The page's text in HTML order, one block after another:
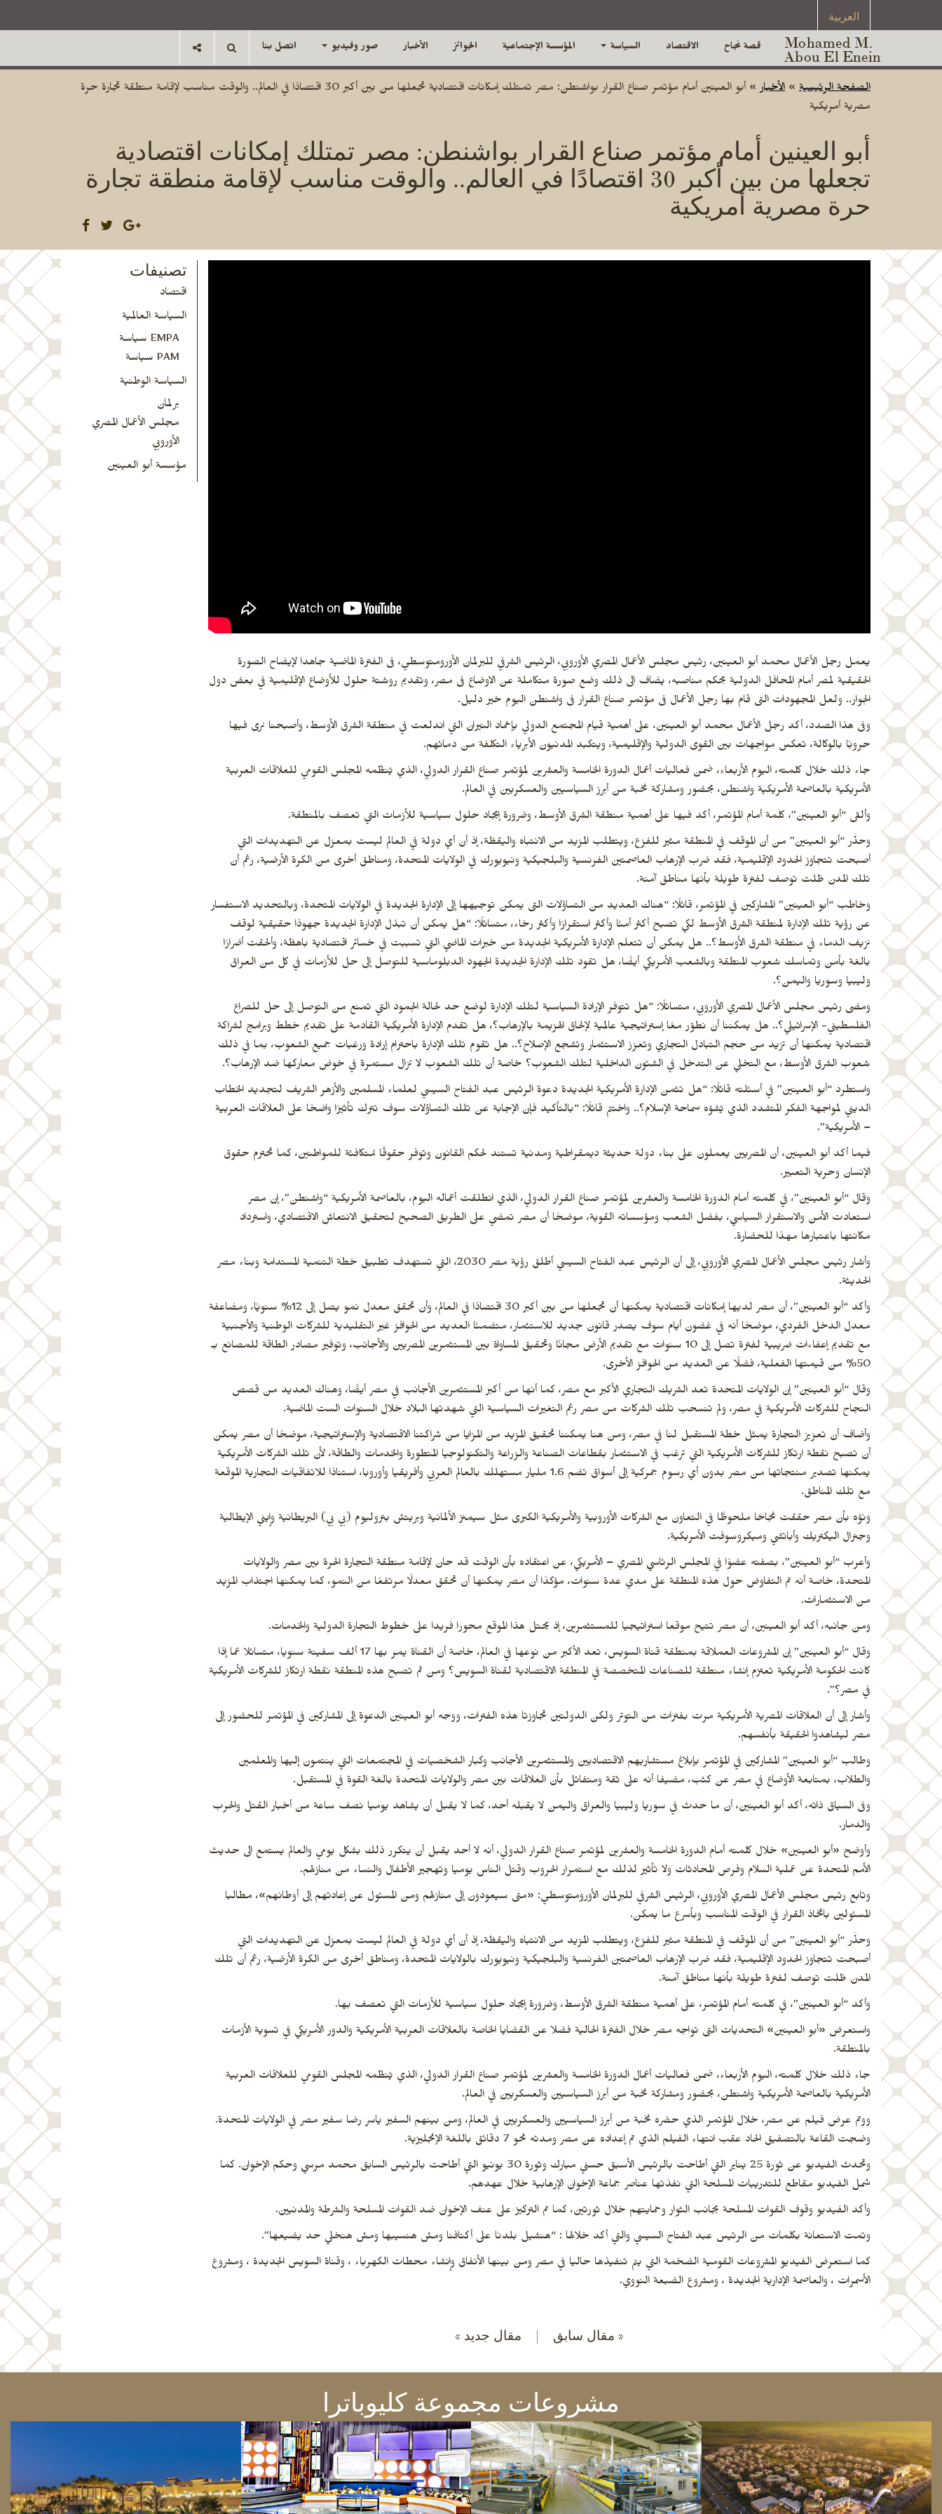
العربية
Mohamed M.
Abou El Enein قصة نجاح الاقتصاد السياسة المؤسسة الإجتماعية الجوائز الأخبار صور وفيديو اتصل بنا
الصفحة الرئيسية » الأخبار»
أبو العينين أمام مؤتمر صناع القرار بواشنطن: مصر تمتلك إمكانات اقتصادية تجعلها من بين أكبر 30 اقتصادًا في العالم.. والوقت مناسب لإقامة منطقة تجارة حرة
مصرية أمريكية
أبو العينين أمام مؤتمر صناع القرار بواشنطن: مصر تمتلك إمكانات اقتصادية
تجعلها من بين أكبر 30 اقتصادًا في العالم.. والوقت مناسب لإقامة منطقة تجارة
حرة مصرية أمريكية
يعمل رجل الأعمال محمد أبو العينين، رئيس مجلس الأعمال المصري الأوروبي، الرئيس الشرفي للبرلمان الأورومتوسطي، فى الفترة الماضية جاهدا لإيضاح الصورة
الحقيقية لمصر أمام المحافل الدولية بحكم مناصبه، يضاف الى ذلك وضع صورة متكاملة عن الاوضاع فى مصر، وتقديم روشتة حلول للأوضاع الإقليمية في بعض دول
الجوار.. ولعل المجهودات التى قام بها رجل الأعمال فى مؤتمر صناع القرار فى واشنطن اليوم خير دليل.
وفى هذا الصدد، أكد رجل الأعمال محمد أبو العينين، على أهمية قيام المجتمع الدولي بإخماد النيران التي اندلعت في منطقة الشرق الأوسط، وأصبحنا نرى فيها
حروبًا بالوكالة، تعكس مواجهات بين القوى الدولية والإقليمية، ويتكبد المدنيون الأبرياء التكلفة من دمائهم.
جاء ذلك خلال كلمته، اليوم الأربعاء، ضمن فعاليات أعمال الدورة الخامسة والعشرين لمؤتمر صناع القرار الدولي، الذي يُنظّمه المجلس القومي للعلاقات العربية
الأمريكية بالعاصمة الأمريكية واشنطن، بحضور ومشاركة نخبة من أبرز السياسيين والعسكريين في العالم.
وألقى “أبو العينين”، كلمة أمام المؤتمر، أكد فيها على أهمية منطقة الشرق الأوسط، وضرورة إيجاد حلول سياسية للأزمات التي تعصف بالمنطقة.
وحذَّر “أبو العينين” من أن الموقف في المنطقة مثير للفزع، ويتطلب المزيد من الانتباه واليقظة، إذ أن أي دولة في العالم ليست بمعزل عن التهديدات التي
أصبحت تتجاوز الحدود الإقليمية، فقد ضرب الإرهاب العاصمتين الفرنسية والبلجيكية ونيويورك في الولايات المتحدة، ومناطق أخرى من الكرة الأرضية، رغم أن
تلك المدن ظلت توصف لفترة طويلة بأنها مناطق آمنة.
وخاطب “أبو العينين” المشاركين في المؤتمر، قائلًا: “هناك العديد من التساؤلات التى يمكن توجيهها إلى الإدارة الجديدة في الولايات المتحدة، وبالتحديد الاستفسار
عن رؤية تلك الإدارة لمنطقة الشرق الأوسط لكي تصبح أكثر أمنًا وأكثر استقرارًا وأكثر رخاء، متسائلًا: “هل يمكن أن تبذل الإدارة الجديدة جهودًا حقيقية لوقف
نزيف الدماء في منطقة الشرق الأوسط؟.. هل يمكن أن تتعلم الإدارة الأمريكية الجديدة من خبرات الماضي التي تسببت في خسائر اقتصادية باهظة، وألحقت أضرارًا
بالغة بأمن وتماسك شعوب المنطقة وبالشعب الأمريكي أيضًا، هل تقود تلك الإدارة الجديدة الجهود الدبلوماسية للتوصل إلى حل للأزمات في كل من العراق
وليبيا وسوريا واليمن؟.
ومضى رئيس مجلس الأعمال المصري الأوروبي، متسائلًا: “هل تتوفر الإرادة السياسية لتلك الإدارة لوضع حد لحالة الجمود التي تمنع من التوصل إلى حل للصراع
الفلسطيني- الإسرائيلي؟.. هل يمكننا أن نطوّر معًا إستراتيجية عالمية لإلحاق الهزيمة بالإرهاب؟، هل تقدم الإدارة الأمريكية القادمة على تقديم خطط وبرامج لشراكة
اقتصادية يمكنها أن تزيد من حجم التبادل التجاري وتعزز الاستثمار وتشجع الإصلاح؟.. هل تقوم تلك الإدارة باحترام إرادة ورغبات جميع الشعوب، بما في ذلك
شعوب الشرق الأوسط، مع التخلي عن التدخل في الشئون الداخلية لتلك الشعوب؟ خاصة أن تلك الشعوب لا تزال مستمرة في خوض معاركها ضد الإرهاب؟.
واستطرد “أبو العينين” في أسئلته قائلًا: “هل تثمن الإدارة الأمريكية الجديدة دعوة الرئيس عبد الفتاح السيسي لعلماء المسلمين والأزهر الشريف لتجديد الخطاب
الديني لمواجهة الفكر المتشدد الذي يُشوّه سماحة الإسلام؟.. واختتم قائلًا: “بالتأكيد فإن الإجابة عن تلك التساؤلات سوف تترك تأثيرًا واضحًا على العلاقات العربية
– الأمريكية”.
فيما أكد أبو العينين، أن المصريين يعملون على بناء دولة حديثة ديمقراطية ومدنية تستند لحكم القانون وتوفر حقوقًا مُتكافئة للمواطنين، كما تحترم حقوق
الإنسان وحرية التعبير.
وقال “أبو العينين”، في كلمته أمام الدورة الخامسة والعشرين لمؤتمر صناع القرار الدولي، الذي انطلقت أعماله اليوم، بالعاصمة الأمريكية “واشنطن”، إن مصر
استعادت الأمن والاستقرار السياسي، بفضل الشعب ومؤسساته القوية، موضحًا أن مصر تمضي على الطريق الصحيح لتحقيق الانتعاش الاقتصادي، واسترداد
مكانتها باعتبارها مهدًا للحضارة.
وأشار رئيس مجلس الأعمال المصري الأوروبي، إلى أن الرئيس عبد الفتاح السيسي أطلق رؤية مصر 2030، التي تستهدف تطبيق خطة التنمية المستدامة وبناء مصر
الحديثة.
وأكد “أبو العينين”، أن مصر لديها إمكانات اقتصادية يمكنها أن تجعلها من بين أكبر 30 اقتصادًا في العالم، وأن تحقق معدل نمو يصل إلى 12% سنويًا، ومضاعفة
معدل الدخل الفردي، موضحًا أنه في غضون أيام سوف يصدر قانون جديد للاستثمار، متضمنًا العديد من الحوافز غير التقليدية للشركات الوطنية والأجنبية
مع تقديم إعفاءات ضريبية لفترة تصل إلى 10 سنوات مع تقديم الأرض مجانًا وتحقيق المساواة بين المستثمرين المصريين والأجانب، وتوفير مصادر الطاقة للمصانع بـ
50% من قيمتها الفعلية، فضلًا عن العديد من الحوافز الأخرى.
وقال “أبو العينين” إن الولايات المتحدة تعد الشريك التجاري الأكبر مع مصر، كما أنها من أكبر المستثمرين الأجانب في مصر أيضًا، وهناك العديد من قصص
النجاح للشركات الأمريكية في مصر، ولم تنسحب تلك الشركات من مصر رغم التغيرات السياسية التي شهدتها البلاد خلال السنوات الست الماضية.
وأضاف أن تعزيز التجارة يمثل خطة المستقبل لنا في مصر، ومن هنا يمكننا تحقيق المزيد من المزايا من شراكتنا الاقتصادية والإستراتيجية، موضحًا أن مصر يمكن
أن تصبح نقطة ارتكاز للشركات الأمريكية التي ترغب في الاستثمار بقطاعات الصناعة والزراعة والتكنولوجيا المتطورة والخدمات والطاقة، لأن تلك الشركات الأمريكية
يمكنها تصدير منتجاتها من مصر بدون أي رسوم جمركية إلى أسواق تضم 1.6 مليار مستهلك بالعالم العربي وأفريقيا وأوروبا، استنادًا للاتفاقيات التجارية الموقعة
مع تلك المناطق.
ونوَّه بأن مصر حققت نجاحًا ملحوظًا في التعاون مع الشركات الأوروبية والأمريكية الكبرى مثل سيمنز الألمانية وبريتش بتروليوم (بي بي) البريطانية وإيني الإيطالية
وجنرال اليكتريك وأباتشي وميكروسوفت الأمريكية.
وأعرب “أبو العينين”، بصفته عضوًا في المجلس الرئاسي المصري – الأمريكي، عن اعتقاده بأن الوقت قد حان لإقامة منطقة التجارة الحرة بين مصر والولايات
المتحدة، خاصة أنه تم التفاوض حول هذه المنطقة على مدي عدة سنوات، مؤكدًا أن مصر يمكنها أن تحقق معدلًا مرتفعًا من النمو، كما يمكنها اجتذاب المزيد
من الاستثمارات.
ومن جانبه، أكد أبو العينين، أن مصر تتيح موقعا استراتيجيا للمستثمرين، إذ يحتل هذا الموقع محورا فريدا على خطوط التجارة الدولية والخدمات.
وقال “أبو العينين” إن المشروعات العملاقة بمنطقة قناة السويس، تعد الأكبر من نوعها في العالم، خاصة أن القناة يمر بها 17 ألف سفينة سنويا، متسائلا عما إذا
كانت الحكومة الأمريكية تعتزم إنشاء منطقة للصناعات المتخصصة في المنطقة الاقتصادية لقناة السويس؟ ومن ثم تصبح هذه المنطقة نقطة ارتكاز للشركات الأمريكية
في مصر؟”.
وأشار إلى أن العلاقات المصرية الأمريكية مرت بفترات من التوتر ولكن الدولتين تجاوزتا هذه الفترات، ووجه أبو العينين الدعوة إلى المشاركين في المؤتمر للحضور إلى
مصر ليشاهدوا الحقيقة بأنفسهم.
وطالب “أبو العينين” المشاركين في المؤتمر بإبلاغ مستشاريهم الاقتصاديين والمستثمرين الأجانب وكبار الشخصيات في المجتمعات التي ينتمون إليها والمعلمين
والطلاب، بمتابعة الأوضاع في مصر عن كثب، مضيفا أنه على ثقة ومتفائل بأن العلاقات بين مصر والولايات المتحدة بالغة القوة في المستقبل.
وفى السياق ذاته، أكد أبو العينين، أن ما حدث في سوريا وليبيا والعراق واليمن لا يقبله أحد، كما لا يقبل أن يشاهد يوميا نصف ساعة من أخبار القتل والحرب
والدمار.
وأوضح «أبو العينين» خلال كلمته أمام الدورة الخامسة والعشرين لمؤتمر صناع القرار الدولي، أنه لا أحد يقبل أن يتكرر ذلك بشكل يومي والعالم يستمع الى حديث
الأمم المتحدة عن عملية السلام وفرص المحادثات ولا تأثير لذلك مع استمرار الحروب وقتل الناس يوميا وتهجير الأطفال والنساء من منازلهم.
وتابع رئيس مجلس الأعمال المصري الأوروبي، الرئيس الشرفي للبرلمان الأورومتوسطي: «متى سيعودون إلى منازلهم ومن المسئول عن إعادتهم إلى أوطانهم»، مطالبا
المسئولين باتخاذ القرار في الوقت المناسب وبأسرع ما يمكن.
وحذَّر “أبو العينين” من أن الموقف في المنطقة مثير للفزع، ويتطلب المزيد من الانتباه واليقظة، إذ أن أي دولة في العالم ليست بمعزل عن التهديدات التي
أصبحت تتجاوز الحدود الإقليمية، فقد ضرب الإرهاب العاصمتين الفرنسية والبلجيكية ونيويورك بالولايات المتحدة، ومناطق أخرى من الكرة الأرضية، رغم أن تلك
المدن ظلت توصف لفترة طويلة بأنها مناطق آمنة.
وأكد “أبو العينين”، في كلمته أمام المؤتمر، على أهمية منطقة الشرق الأوسط، وضرورة إيجاد حلول سياسية للأزمات التي تعصف بها.
واستعرض «أبو العينين» التحديات التى تواجه مصر خلال الفترة الحالية فضلا عن القضايا الخاصة بالعلاقات العربية الأمريكية والدور الأمريكي في تسوية الأزمات
بالمنطقة.
جاء ذلك خلال كلمته، اليوم الأربعاء، ضمن فعاليات أعمال الدورة الخامسة والعشرين لمؤتمر صناع القرار الدولي، الذي يُنظّمه المجلس القومي للعلاقات العربية
الأمريكية بالعاصمة الأمريكية واشنطن، بحضور ومشاركة نخبة من أبرز السياسيين والعسكريين في العالم.
ووتم عرض فيلم عن مصر، خلال المؤتمر الذي حضره نخبة من أبرز السياسيين والعسكريين في العالم، ومن بينهم السفير ياسر رضا سفير مصر في الولايات المتحدة.
وضجت القاعة بالتصفيق الحاد عقب انتهاء الفيلم الذي تم إعداده عن مصر ومدته نحو 7 دقائق باللغة الإنجليزية.
وتحدث الفيديو عن ثورة 25 يناير التي أطاحت بالرئيس الأسبق حسني مبارك وثورة 30 يونيو التي أطاحت بالرئيس السابق محمد مرسي وحكم الإخوان. كما
شمل الفيديو مقاطع للتدريبات المسلحة التي نفذتها عناصر جماعة الإخوان الإرهابية خلال عهدهم.
وأكد الفيديو وقوف القوات المسلحة بجانب الثوار وحمايتهم خلال ثورتين، كما تم التركيز على عنف الإخوان ضد القوات المسلحة والشرطة والمدنيين.
وتمت الاستعانة بكلمات من الرئيس عبد الفتاح السيسي والتي أكد خلالها : “هنشيل بلدنا على أكتافنا ومش هنسيبها ومش هنخلي حد يضيعها”.
كما استعرض الفيديو المشروعات القومية الضخمة التي يتم تنفيذها حاليا في مصر ومن بينها الأنفاق وإنشاء محطات الكهرباء ، وقناة السويس الجديدة ، ومشروع
الأسمرات ، والعاصمة الإدارية الجديدة ، ومشروع الضبعة النووي.
« مقال سابق | مقال جديد »
تصنيفات
اقتصاد
السياسة العالمية
EMPA سياسة
PAM سياسة
السياسة الوطنية
برلمان
مجلس الأعمال المصري
الأوروبي
مؤسسة أبو العينين
مشروعات مجموعة كليوباترا